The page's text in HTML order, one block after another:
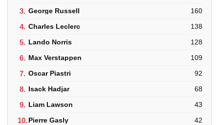
3. George Russell 160
4. Charles Leclerc 138
5. Lando Norris 128
6. Max Verstappen 109
7. Oscar Piastri 92
8. Isack Hadjar 68
9. Liam Lawson 43
10.Pierre Gasly 42